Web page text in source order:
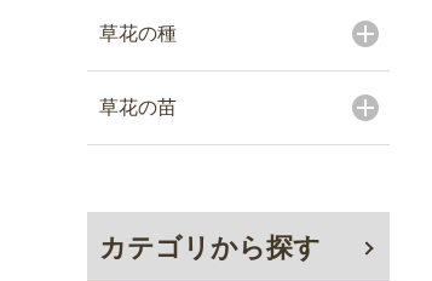
草花の種
草花の苗
カテゴリから探す